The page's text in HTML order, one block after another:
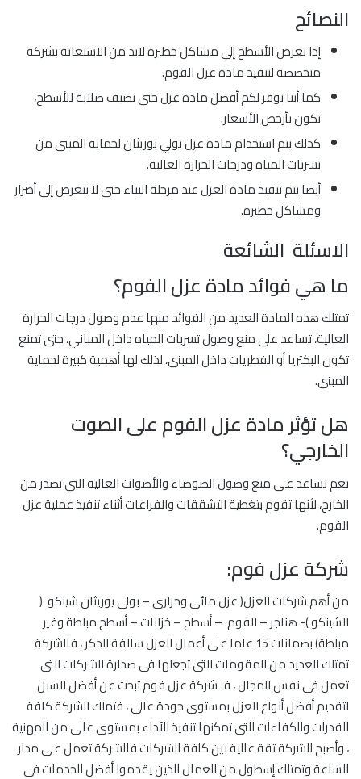
النصائح
إذا تعرض الأسطح إلى مشاكل خطيرة لابد من الاستعانة بشركة
متخصصة لتنفيذ مادة عزل الفوم.
كما أننا نوفر لكم أفضل مادة عزل حتى تضيف صلابة للأسطح،
تكون بأرخص الأسعار.
كذلك يتم استخدام مادة عزل بولي يوريثان لحماية المبنى من
تسربات المياه ودرجات الحرارة العالية.
أيضا يتم تنفيذ مادة العزل عند مرحلة البناء حتى لا يتعرض إلى أضرار
ومشاكل خطيرة.
الاسئلة الشائعة
ما هي فوائد مادة عزل الفوم؟
تمتلك هذه المادة العديد من الفوائد منها عدم وصول درجات الحرارة
العالية، تساعد على منع وصول تسربات المياه داخل المباني، حتى تمنع
تكون البكتريا أو الفطريات داخل المبنى، لذلك لها أهمية كبيرة لحماية
المبنى.
هل تؤثر مادة عزل الفوم على الصوت
الخارجي؟
نعم تساعد على منع وصول الضوضاء والأصوات العالية التي تصدر من
الخارج، لأنها تقوم بتغطية التشققات والفراغات أثناء تنفيذ عملية عزل
الفوم.
شركة عزل فوم:
من أهم شركات العزل( عزل مائى وحرارى – بولى يوريثان شينكو (
الشينكو )- هناجر – الفوم – أسطح – خزانات – أسطح مبلطة وغير
مبلطة) بضمانات 15 عاما على أعمال العزل سالفة الذكر ، فالشركة
تمتلك العديد من المقومات التى تجعلها فى صدارة الشركات التى
تعمل فى نفس المجال ، فـ شركة عزل فوم تبحث عن أفضل السبل
لتقديم أفضل أنواع العزل بمستوى جودة عالى ، فتملك الشركة كافة
القدرات والكفاءات التى تمكنها تنفيذ الآداء بمستوى عالى من المهنية
، وأصبح للشركة ثقة عالية بين كافة الشركات فالشركة تعمل على مدار
الساعة وتمتلك إسطول من العمال الذين يقدموا أفضل الخدمات فى